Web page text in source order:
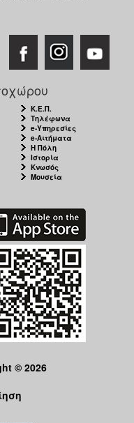
Κ.Ε.Π.
Τηλέφωνα
e-Υπηρεσίες
e-Αιτήματα
Η Πόλη
Ιστορία
Κνωσός
Μουσεία
© 2026